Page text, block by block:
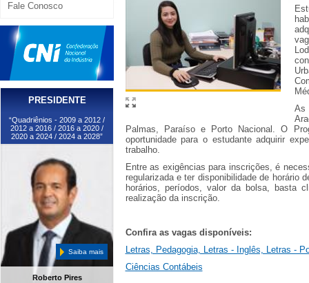
Fale Conosco
PRESIDENTE
“Quadriênios - 2009 a 2012 /
2012 a 2016 / 2016 a 2020 /
2020 a 2024 / 2024 a 2028”
Roberto Pires
Saiba mais
As
Palmas, Paraíso e Porto Nacional. O
oportunidade para o estudante adquirir
trabalho.
Entre as exigências para inscrições, é
regularizada e ter disponibilidade de horário
horários, períodos, valor da bolsa, basta
realização da inscrição.
Confira as vagas disponíveis:
Letras, Pedagogia, Letras - Inglês, Letras -
Ciências Contábeis